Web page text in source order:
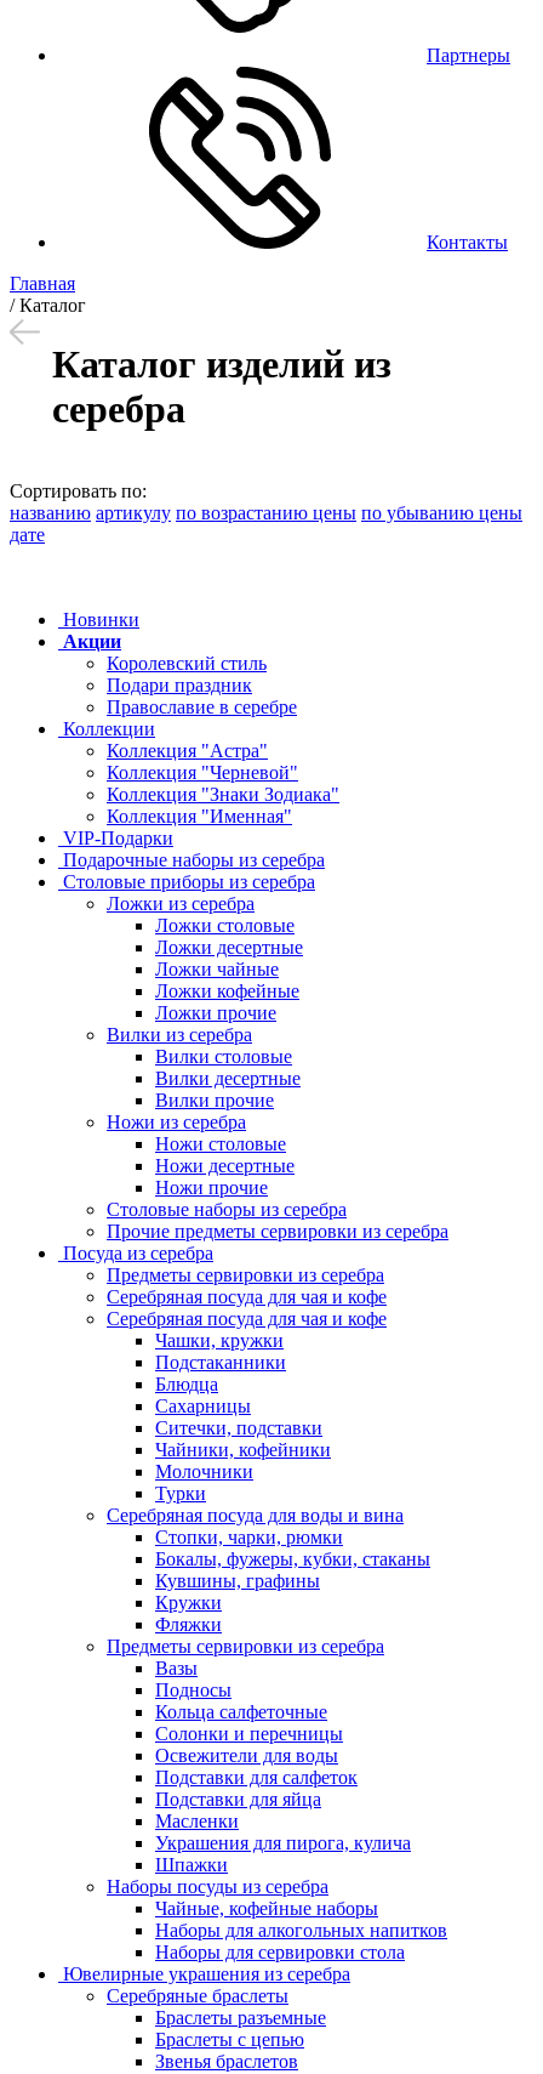
Партнеры
Контакты
Главная
/Каталог
Каталог изделий из
серебра
Сортировать по:
названию артикулу по возрастанию цены по убыванию цены
дате
Новинки
Акции
Королевский стиль
Подари праздник
Православие в серебре
Коллекции
Коллекция "Астра"
Коллекция "Черневой"
Коллекция "Знаки Зодиака"
Коллекция "Именная"
VIP-Подарки
Подарочные наборы из серебра
Столовые приборы из серебра
Ложки из серебра
Ложки столовые
Ложки десертные
Ложки чайные
Ложки кофейные
Ложки прочие
Вилки из серебра
Вилки столовые
Вилки десертные
Вилки прочие
Ножи из серебра
Ножи столовые
Ножи десертные
Ножи прочие
Столовые наборы из серебра
Прочие предметы сервировки из серебра
Посуда из серебра
Предметы сервировки из серебра
Серебряная посуда для чая и кофе
Серебряная посуда для чая и кофе
Чашки, кружки
Подстаканники
Блюдца
Сахарницы
Ситечки, подставки
Чайники, кофейники
Молочники
Турки
Серебряная посуда для воды и вина
Стопки, чарки, рюмки
Бокалы, фужеры, кубки, стаканы
Кувшины, графины
Кружки
Фляжки
Предметы сервировки из серебра
Вазы
Подносы
Кольца салфеточные
Солонки и перечницы
Освежители для воды
Подставки для салфеток
Подставки для яйца
Масленки
Украшения для пирога, кулича
Шпажки
Наборы посуды из серебра
Чайные, кофейные наборы
Наборы для алкогольных напитков
Наборы для сервировки стола
Ювелирные украшения из серебра
Серебряные браслеты
Браслеты разъемные
Браслеты с цепью
Звенья браслетов